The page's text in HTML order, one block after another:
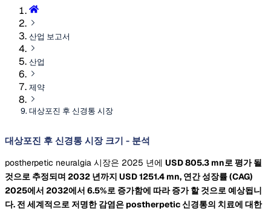
산업 보고서
산업
제약
대상포진 후 신경통 시장
대상포진 후 신경통 시장 크기 - 분석
postherpetic neuralgia 시장은 2025 년에 USD 805.3 mn로 평가 될
것으로 추정되며 2032 년까지 USD 1251.4 mn, 연간 성장률(CAG)
2025에서 2032에서 6.5%로 증가함에 따라 증가 할 것으로 예상됩니
다. 전 세계적으로 저명한 감염은 postherpetic 신경통의 치료에 대한